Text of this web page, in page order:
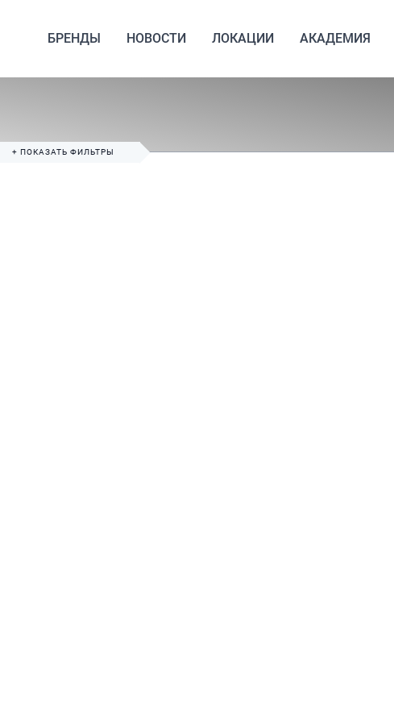
БРЕНДЫ НОВОСТИ ЛОКАЦИИ АКАДЕМИЯ
+ ПОКАЗАТЬ ФИЛЬТРЫ